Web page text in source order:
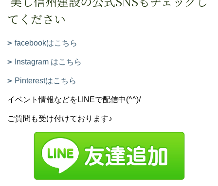
てください
facebookはこちら
Instagram はこちら
Pinterestはこちら
イベント情報などをLINEで配信中(^^)/
ご質問も受け付けております♪